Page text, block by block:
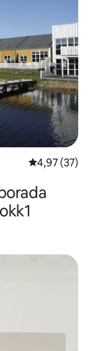
4,97 de uma
4,97 (37)